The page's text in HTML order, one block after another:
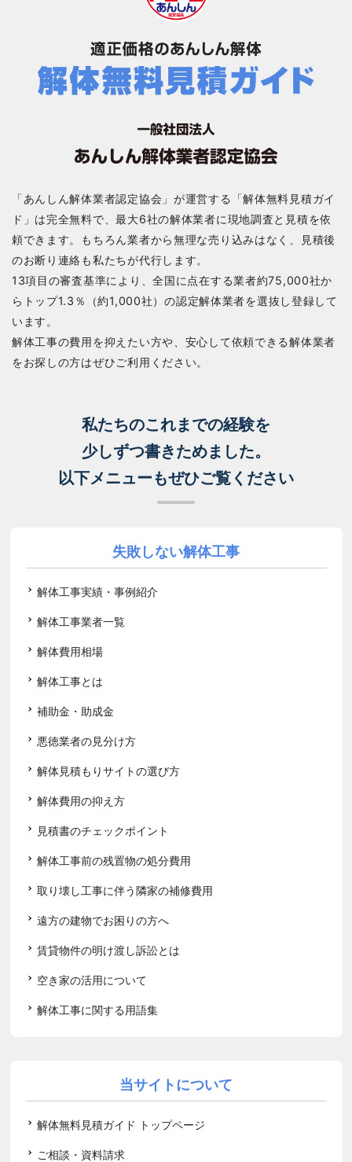
「あんしん解体業者認定協会」が運営する「解体無料見積ガイ
ド」は完全無料で、最大6社の解体業者に現地調査と見積を依
頼できます。もちろん業者から無理な売り込みはなく、見積後
のお断り連絡も私たちが代行します。
13項目の審査基準により、全国に点在する業者約75,000社か
らトップ1.3％（約1,000社）の認定解体業者を選抜し登録して
います。
解体工事の費用を抑えたい方や、安心して依頼できる解体業者
をお探しの方はぜひご利用ください。
私たちのこれまでの経験を
少しずつ書きためました。
以下メニューもぜひご覧ください
失敗しない解体工事
解体工事実績・事例紹介
解体工事業者一覧
解体費用相場
解体工事とは
補助金・助成金
悪徳業者の見分け方
解体見積もりサイトの選び方
解体費用の抑え方
見積書のチェックポイント
解体工事前の残置物の処分費用
取り壊し工事に伴う隣家の補修費用
遠方の建物でお困りの方へ
賃貸物件の明け渡し訴訟とは
空き家の活用について
解体工事に関する用語集
当サイトについて
解体無料見積ガイド トップページ
ご相談・資料請求